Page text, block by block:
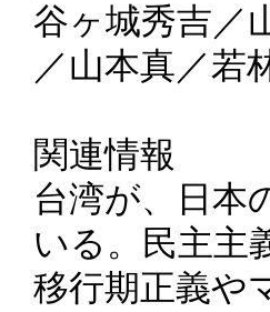
谷ヶ城秀吉／
／山本真／若
関連情報
台湾が、日本
いる。民主主
移行期正義や